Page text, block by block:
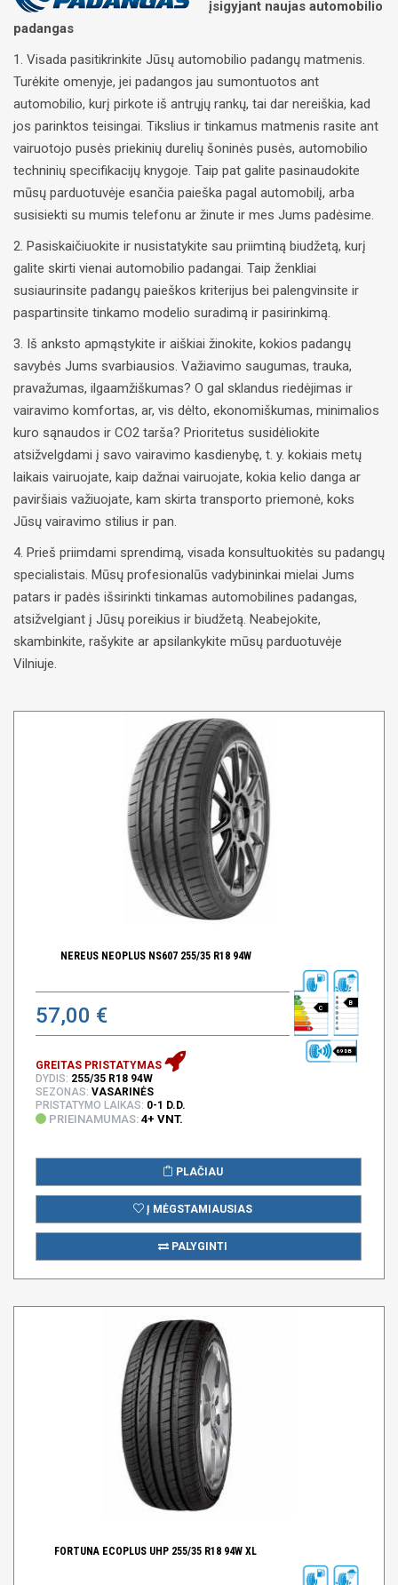
įsigyjant naujas automobilio
padangas
1. Visada pasitikrinkite Jūsų automobilio padangų matmenis.
Turėkite omenyje, jei padangos jau sumontuotos ant
automobilio, kurį pirkote iš antrųjų rankų, tai dar nereiškia, kad
jos parinktos teisingai. Tikslius ir tinkamus matmenis rasite ant
vairuotojo pusės priekinių durelių šoninės pusės, automobilio
techninių specifikacijų knygoje. Taip pat galite pasinaudokite
mūsų parduotuvėje esančia paieška pagal automobilį, arba
susisiekti su mumis telefonu ar žinute ir mes Jums padėsime.
2. Pasiskaičiuokite ir nusistatykite sau priimtiną biudžetą, kurį
galite skirti vienai automobilio padangai. Taip ženkliai
susiaurinsite padangų paieškos kriterijus bei palengvinsite ir
paspartinsite tinkamo modelio suradimą ir pasirinkimą.
3. Iš anksto apmąstykite ir aiškiai žinokite, kokios padangų
savybės Jums svarbiausios. Važiavimo saugumas, trauka,
pravažumas, ilgaamžiškumas? O gal sklandus riedėjimas ir
vairavimo komfortas, ar, vis dėlto, ekonomiškumas, minimalios
kuro sąnaudos ir CO2 tarša? Prioritetus susidėliokite
atsižvelgdami į savo vairavimo kasdienybę, t. y. kokiais metų
laikais vairuojate, kaip dažnai vairuojate, kokia kelio danga ar
paviršiais važiuojate, kam skirta transporto priemonė, koks
Jūsų vairavimo stilius ir pan.
4. Prieš priimdami sprendimą, visada konsultuokitės su padangų
specialistais. Mūsų profesionalūs vadybininkai mielai Jums
patars ir padės išsirinkti tinkamas automobilines padangas,
atsižvelgiant į Jūsų poreikius ir biudžetą. Neabejokite,
skambinkite, rašykite ar apsilankykite mūsų parduotuvėje
Vilniuje.
NEREUS NEOPLUS NS607 255/35 R18 94W
57,00 € C
B
69 DB
GREITAS PRISTATYMAS
DYDIS: 255/35 R18 94W
SEZONAS: VASARINĖS
PRISTATYMO LAIKAS: 0-1 D.D.
PRIEINAMUMAS: 4+ VNT.
PLAČIAU
Į MĖGSTAMIAUSIAS
PALYGINTI
FORTUNA ECOPLUS UHP 255/35 R18 94W XL